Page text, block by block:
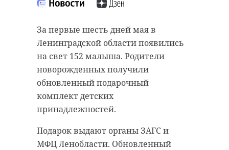
За первые шесть дней мая в
Ленинградской области появились
на свет 152 малыша. Родители
новорожденных получили
обновленный подарочный
комплект детских
принадлежностей.
Подарок выдают органы ЗАГС и
МФЦ Ленобласти. Обновленный
сиверская
Поделиться статьей: